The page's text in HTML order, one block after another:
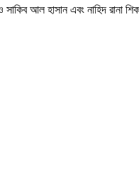
আল হাসান এবং নাহিদ রানা